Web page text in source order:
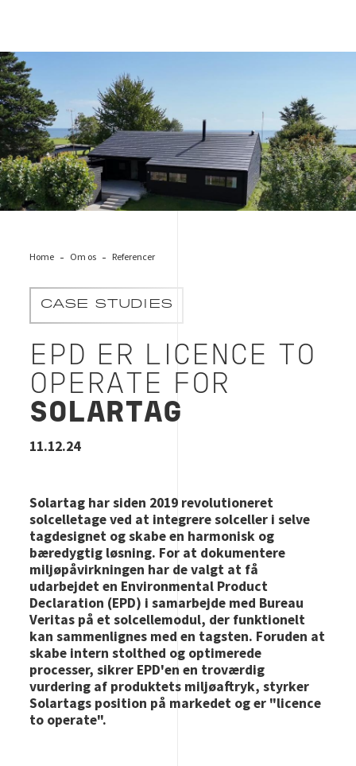
Solcelletag fra Solartag
Home Om os Referencer
CASE STUDIES
EPD ER LICENCE TO
OPERATE FOR
SOLARTAG
11.12.24
Solartag har siden 2019 revolutioneret
solcelletage ved at integrere solceller i selve
tagdesignet og skabe en harmonisk og
bæredygtig løsning. For at dokumentere
miljøpåvirkningen har de valgt at få
udarbejdet en Environmental Product
Declaration (EPD) i samarbejde med Bureau
Veritas på et solcellemodul, der funktionelt
kan sammenlignes med en tagsten. Foruden at
skabe intern stolthed og optimerede
processer, sikrer EPD'en en troværdig
vurdering af produktets miljøaftryk, styrker
Solartags position på markedet og er "licence
to operate".